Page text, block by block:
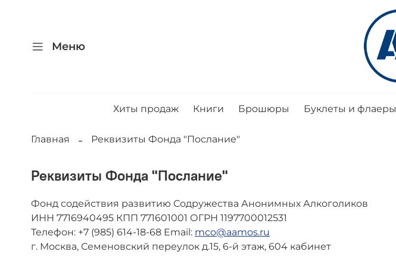
Меню
Хиты продаж Книги Брошюры Буклеты и флаеры
Главная Реквизиты Фонда "Послание"
Реквизиты Фонда "Послание"
Фонд содействия развитию Содружества Анонимных Алкоголиков
ИНН 7716940495 КПП 771601001 ОГРН 1197700012531
Телефон: +7 (985) 614-18-68 Email: mco@aamos.ru
г. Москва, Семеновский переулок д.15, 6-й этаж, 604 кабинет